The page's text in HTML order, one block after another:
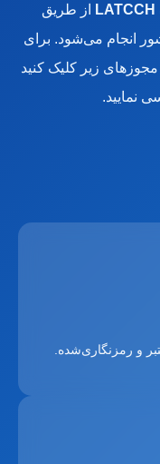
LATCCH
از طریق
انجام می‌شود. برای
زیر کلیک کنید
نمایید.
و رمزنگاری‌شده.